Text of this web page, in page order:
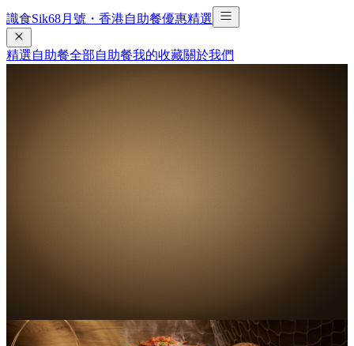
識食Sik68月號・香港自助餐優惠精選
精選自助餐全部自助餐我的收藏關於我們